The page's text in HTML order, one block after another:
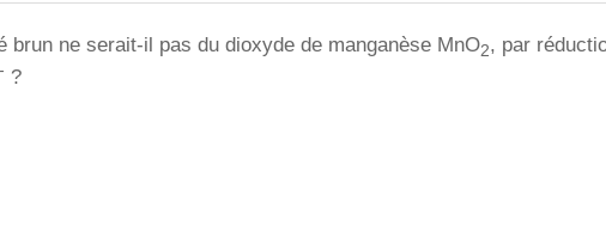
brun ne serait-il pas du dioxyde de manganèse MnO2, par
- ?